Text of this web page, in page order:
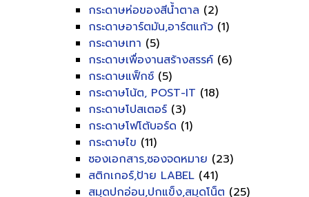
กระดาษห่อของสีน้ำตาล (2)
กระดาษอาร์ตมัน,อาร์ตแก้ว (1)
กระดาษเทา (5)
กระดาษเพื่องานสร้างสรรค์ (6)
กระดาษแฟ็กซ์ (5)
กระดาษโน้ต, POST-IT (18)
กระดาษโปสเตอร์ (3)
กระดาษโฟโต้บอร์ด (1)
กระดาษไข (11)
ซองเอกสาร,ซองจดหมาย (23)
สติกเกอร์,ป้าย LABEL (41)
สมุดปกอ่อน,ปกแข็ง,สมุดโน็ต (25)